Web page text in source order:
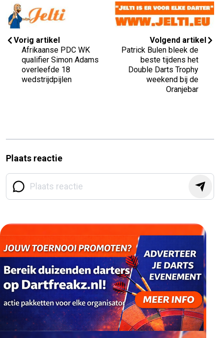
Vorig artikel
Afrikaanse PDC WK
qualifier Simon Adams
overleefde 18
wedstrijdpijlen
Volgend artikel
Patrick Bulen bleek de
beste tijdens het
Double Darts Trophy
weekend bij de
Oranjebar
Plaats reactie